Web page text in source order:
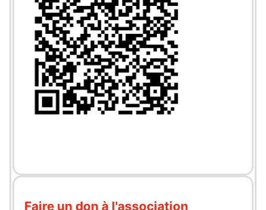
Faire un don à l'association